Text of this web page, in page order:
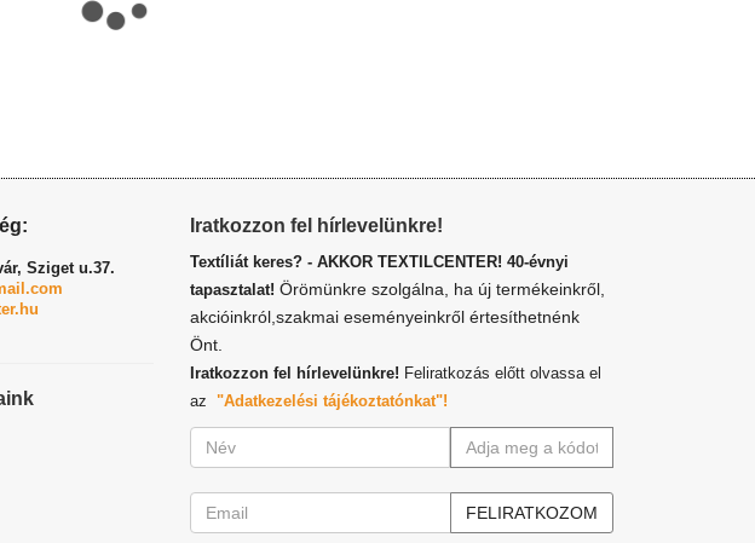
Sziget u.37.
Iratkozzon fel hírlevelünkre!
Textíliát keres? - AKKOR TEXTILCENTER! 40-évnyi
tapasztalat! Örömünkre szolgálna, ha új termékeinkről,
akcióinkról,szakmai eseményeinkről értesíthetnénk
Önt.
Iratkozzon fel hírlevelünkre! Feliratkozás előtt olvassa el
az "Adatkezelési tájékoztatónkat"!